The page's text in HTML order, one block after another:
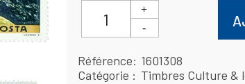
Référence
1601308
Catégorie
Timbres Culture &